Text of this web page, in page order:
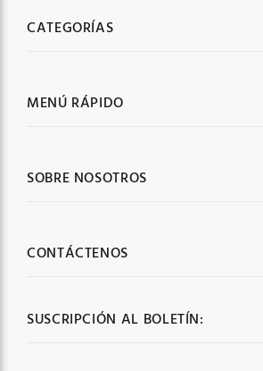
SUSCRIPCIÓN AL BOLETÍN:
CATEGORÍAS
MENÚ RÁPIDO
SOBRE NOSOTROS
CONTÁCTENOS